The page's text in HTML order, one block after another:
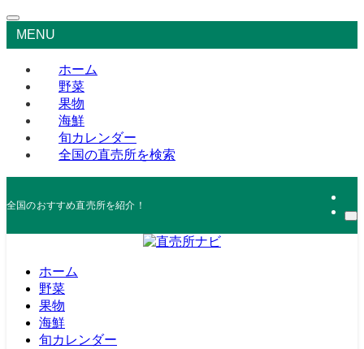
MENU
ホーム
野菜
果物
海鮮
旬カレンダー
全国の直売所を検索
全国のおすすめ直売所を紹介！
ホーム
野菜
果物
海鮮
旬カレンダー